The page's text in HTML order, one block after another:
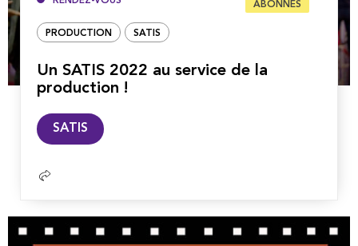
ABONNÉS
PRODUCTION SATIS
Un SATIS 2022 au service de la
production !
SATIS